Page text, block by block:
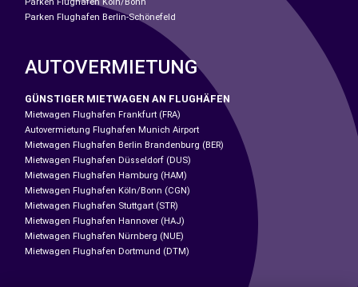
Parken Flughafen Berlin-Schönefeld
AUTOVERMIETUNG
GÜNSTIGER MIETWAGEN AN FLUGHÄFEN
Mietwagen Flughafen Frankfurt (FRA)
Autovermietung Flughafen Munich Airport
Mietwagen Flughafen Berlin Brandenburg (BER)
Mietwagen Flughafen Düsseldorf (DUS)
Mietwagen Flughafen Hamburg (HAM)
Mietwagen Flughafen Köln/Bonn (CGN)
Mietwagen Flughafen Stuttgart (STR)
Mietwagen Flughafen Hannover (HAJ)
Mietwagen Flughafen Nürnberg (NUE)
Mietwagen Flughafen Dortmund (DTM)